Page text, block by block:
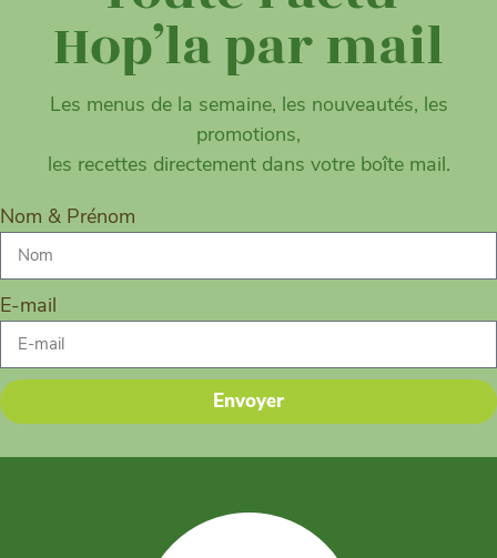
Hop’la par mail
Les menus de la semaine, les nouveautés, les
promotions,
les recettes directement dans votre boîte mail.
Nom & Prénom
E-mail
Envoyer